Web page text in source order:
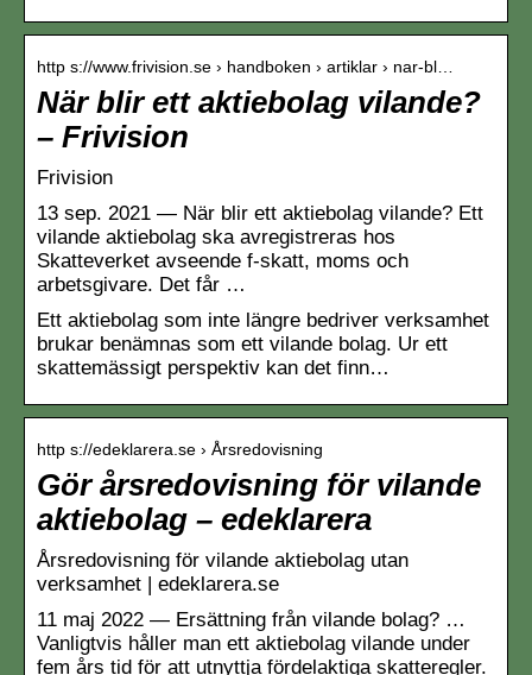
http s://www.frivision.se › handboken › artiklar › nar-bl…
När blir ett aktiebolag vilande?
– Frivision
Frivision
13 sep. 2021 — När blir ett aktiebolag vilande? Ett
vilande aktiebolag ska avregistreras hos
Skatteverket avseende f-skatt, moms och
arbetsgivare. Det får …
Ett aktiebolag som inte längre bedriver verksamhet
brukar benämnas som ett vilande bolag. Ur ett
skattemässigt perspektiv kan det finn…
http s://edeklarera.se › Årsredovisning
Gör årsredovisning för vilande
aktiebolag – edeklarera
Årsredovisning för vilande aktiebolag utan
verksamhet | edeklarera.se
11 maj 2022 — Ersättning från vilande bolag? …
Vanligtvis håller man ett aktiebolag vilande under
fem års tid för att utnyttja fördelaktiga skatteregler.